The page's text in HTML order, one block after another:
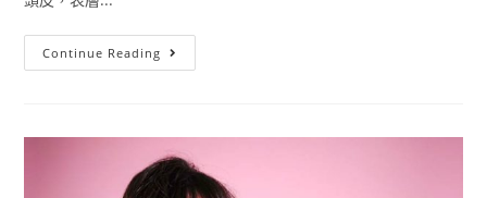
Continue Reading